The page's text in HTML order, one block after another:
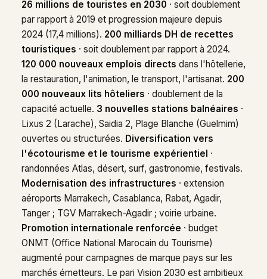
26 millions de touristes en 2030 · soit doublement
par rapport à 2019 et progression majeure depuis
2024 (17,4 millions). 200 milliards DH de recettes
touristiques · soit doublement par rapport à 2024.
120 000 nouveaux emplois directs dans l'hôtellerie,
la restauration, l'animation, le transport, l'artisanat. 200
000 nouveaux lits hôteliers · doublement de la
capacité actuelle. 3 nouvelles stations balnéaires ·
Lixus 2 (Larache), Saidia 2, Plage Blanche (Guelmim)
ouvertes ou structurées. Diversification vers
l'écotourisme et le tourisme expérientiel ·
randonnées Atlas, désert, surf, gastronomie, festivals.
Modernisation des infrastructures · extension
aéroports Marrakech, Casablanca, Rabat, Agadir,
Tanger ; TGV Marrakech-Agadir ; voirie urbaine.
Promotion internationale renforcée · budget
ONMT (Office National Marocain du Tourisme)
augmenté pour campagnes de marque pays sur les
marchés émetteurs. Le pari Vision 2030 est ambitieux